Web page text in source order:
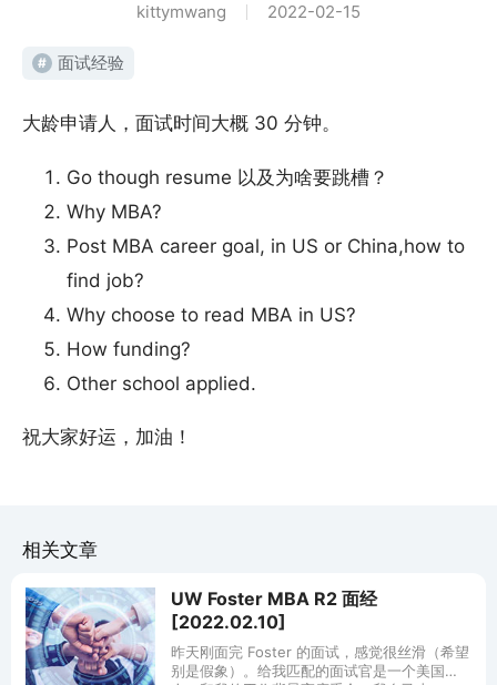
kittymwang 2022-02-15
# 面试经验
大龄申请人，面试时间大概 30 分钟。
Go though resume 以及为啥要跳槽？
Why MBA?
Post MBA career goal, in US or China,how to
find job?
Why choose to read MBA in US?
How funding?
Other school applied.
祝大家好运，加油！
相关文章
UW Foster MBA R2 面经
[2022.02.10]
昨天刚面完 Foster 的面试，感觉很丝滑（希望
别是假象）。给我匹配的面试官是一个美国